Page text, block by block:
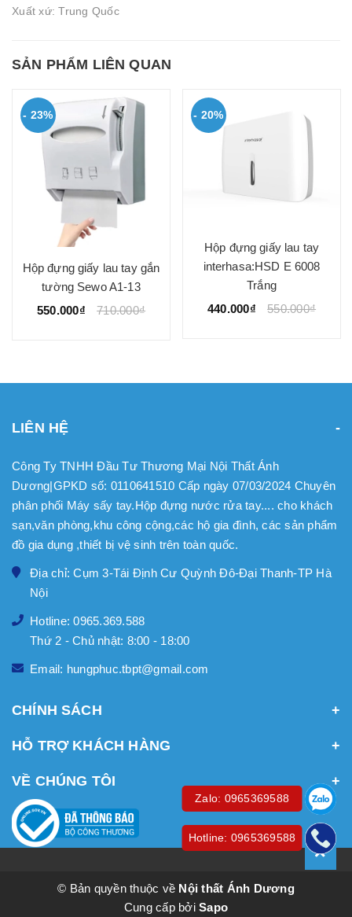
Xuất xứ: Trung Quốc
SẢN PHẨM LIÊN QUAN
- 23%
Hộp đựng giấy lau tay gắn
tường Sewo A1-13
550.000₫
710.000₫
- 20%
Hộp đựng giấy lau tay
interhasa:HSD E 6008
Trắng
440.000₫
550.000₫
LIÊN HỆ
Công Ty TNHH Đầu Tư Thương Mại Nội Thất Ánh
Dương|GPKD số: 0110641510 Cấp ngày 07/03/2024 Chuyên
phân phối Máy sấy tay.Hộp đựng nước rửa tay.... cho khách
sạn,văn phòng,khu công cộng,các hộ gia đình, các sản phẩm
đồ gia dụng ,thiết bị vệ sinh trên toàn quốc.
Địa chỉ: Cụm 3-Tái Định Cư Quỳnh Đô-Đại Thanh-TP Hà
Nội
Hotline: 0965.369.588
Thứ 2 - Chủ nhật: 8:00 - 18:00
Email: hungphuc.tbpt@gmail.com
CHÍNH SÁCH
HỖ TRỢ KHÁCH HÀNG
VỀ CHÚNG TÔI
© Bản quyền thuộc về Nội thất Ánh Dương
Cung cấp bởiSapo
Zalo: 0965369588
Hotline: 0965369588